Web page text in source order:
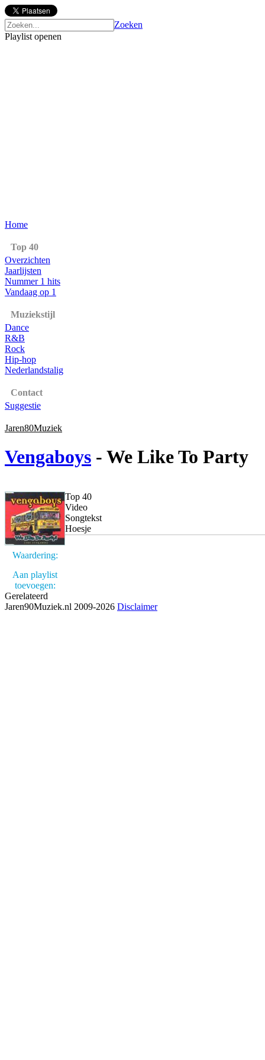
Zoeken
Playlist openen
Home
Top 40
Overzichten
Jaarlijsten
Nummer 1 hits
Vandaag op 1
Muziekstijl
Dance
R&B
Rock
Hip-hop
Nederlandstalig
Contact
Suggestie
Jaren80Muziek
Vengaboys - We Like To Party
Waardering:
Aan playlist
toevoegen:
Top 40
Video
Songtekst
Hoesje
Gerelateerd
Jaren90Muziek.nl 2009-2026 Disclaimer